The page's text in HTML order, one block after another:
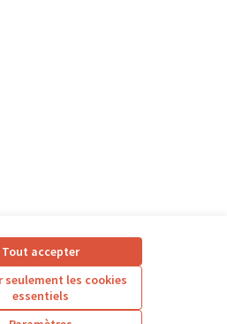
Tout accepter
seulement les cookies
essentiels